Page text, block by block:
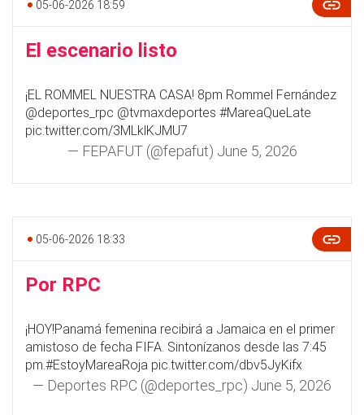
05-06-2026 18:59
El escenario listo
¡EL ROMMEL NUESTRA CASA! 8pm Rommel Fernández
@deportes_rpc @tvmaxdeportes #MareaQueLate
pic.twitter.com/3MLklKJMU7
— FEPAFUT (@fepafut) June 5, 2026
05-06-2026 18:33
Por RPC
¡HOY!Panamá femenina recibirá a Jamaica en el primer
amistoso de fecha FIFA. Sintonízanos desde las 7:45
pm.#EstoyMareaRoja pic.twitter.com/dbv5JyKifx
— Deportes RPC (@deportes_rpc) June 5, 2026